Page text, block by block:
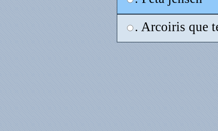
. Arcoiris que